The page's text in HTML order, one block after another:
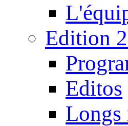
Edition
Editos
Longs